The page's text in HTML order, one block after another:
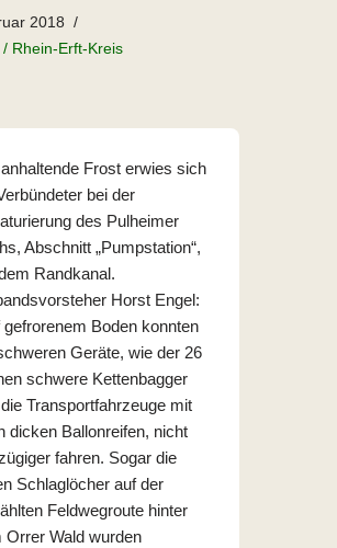
2018
/ Rhein-Erft-Kreis
Frost erwies sich
bei der
des Pulheimer
Abschnitt „Pumpstation“,
Randkanal.
Horst Engel:
gefrorenem Boden konnten
Geräte, wie der 26
schwere Kettenbagger
Transportfahrzeuge mit
dicken Ballonreifen, nicht
fahren. Sogar die
Schlaglöcher auf der
Feldwegroute hinter
Orrer Wald wurden